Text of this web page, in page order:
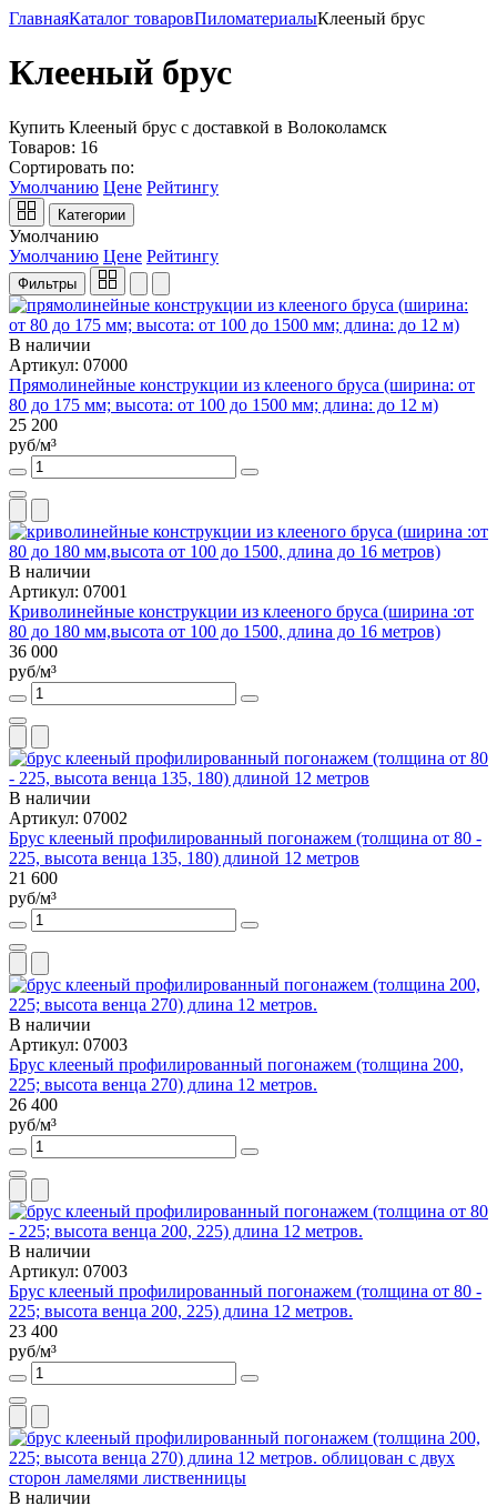
ГлавнаяКаталог товаровПиломатериалыКлееный брус
Клееный брус
Купить Клееный брус с доставкой в Волоколамск
Товаров: 16
Сортировать по:
Умолчанию Цене Рейтингу
Категории
Умолчанию
Умолчанию Цене Рейтингу
Фильтры
В наличии
Артикул: 07000
Прямолинейные конструкции из клееного бруса (ширина: от
80 до 175 мм; высота: от 100 до 1500 мм; длина: до 12 м)
25 200
руб/м³
В наличии
Артикул: 07001
Криволинейные конструкции из клееного бруса (ширина :от
80 до 180 мм,высота от 100 до 1500, длина до 16 метров)
36 000
руб/м³
В наличии
Артикул: 07002
Брус клееный профилированный погонажем (толщина от 80 -
225, высота венца 135, 180) длиной 12 метров
21 600
руб/м³
В наличии
Артикул: 07003
Брус клееный профилированный погонажем (толщина 200,
225; высота венца 270) длина 12 метров.
26 400
руб/м³
В наличии
Артикул: 07003
Брус клееный профилированный погонажем (толщина от 80 -
225; высота венца 200, 225) длина 12 метров.
23 400
руб/м³
В наличии